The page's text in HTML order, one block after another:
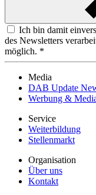
Ich bin damit
des Newsletters
möglich. *
Media
DAB Update
Werbung &
Service
Weiterbildung
Stellenmarkt
Organisation
Über uns
Kontakt